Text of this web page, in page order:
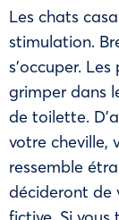
Les chats
stimulation.
s’occuper.
grimper dans
de toilette.
votre cheville,
ressemble
décideront de